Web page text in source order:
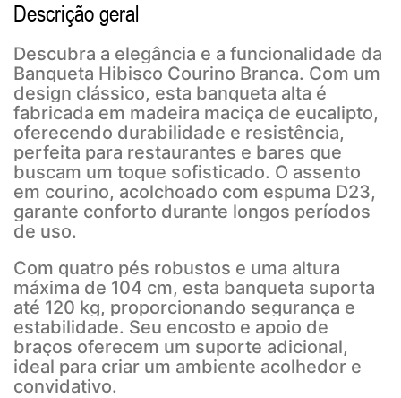
Descrição geral
Descubra a elegância e a funcionalidade da
Banqueta Hibisco Courino Branca. Com um
design clássico, esta banqueta alta é
fabricada em madeira maciça de eucalipto,
oferecendo durabilidade e resistência,
perfeita para restaurantes e bares que
buscam um toque sofisticado. O assento
em courino, acolchoado com espuma D23,
garante conforto durante longos períodos
de uso.
Com quatro pés robustos e uma altura
máxima de 104 cm, esta banqueta suporta
até 120 kg, proporcionando segurança e
estabilidade. Seu encosto e apoio de
braços oferecem um suporte adicional,
ideal para criar um ambiente acolhedor e
convidativo.